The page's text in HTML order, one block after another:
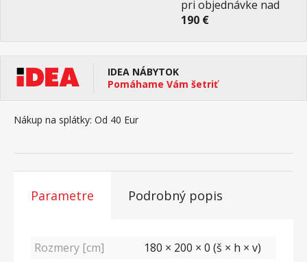
pri objednávke nad
190 €
IDEA NÁBYTOK
Pomáhame Vám šetriť
Nákup na splátky: Od 40 Eur
Parametre Podrobný popis
Rozmery [cm]
180 × 200 × 0 (š × h × v)